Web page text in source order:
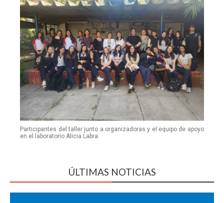
Participantes del taller junto a organizadoras y el equipo de apoyo
en el laboratorio Alicia Labra.
ÚLTIMAS NOTICIAS